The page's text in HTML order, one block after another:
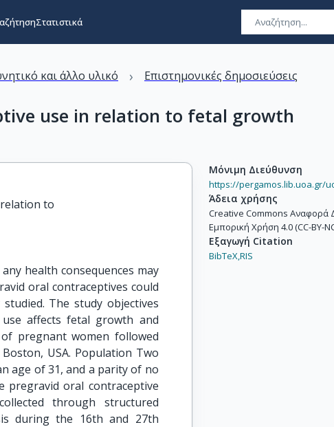
Στατιστικά
και άλλο υλικό › Επιστημονικές δημοσιεύσεις
use in relation to fetal growth
to
health consequences may
oral contraceptives could
The study objectives
affects fetal growth and
pregnant women followed
USA. Population Two
age of 31, and a parity of no
pregravid oral contraceptive
through structured
during the 16th and 27th
Μόνιμη Διεύθυνση
https://pergamos.lib.uoa.gr/
Άδεια χρήσης
Creative Commons Αναφορά
Εμπορική Χρήση 4.0 (CC-BY-
Εξαγωγή Citation
BibTeX,RIS